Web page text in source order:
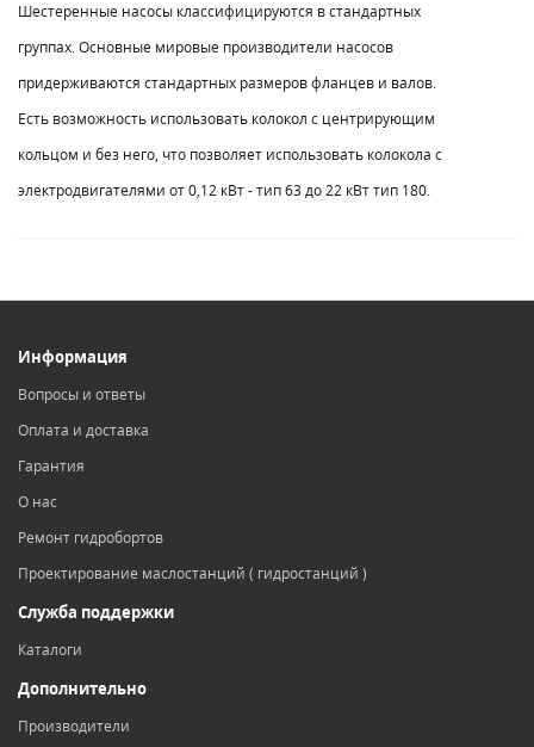
Шестеренные насосы классифицируются в стандартных
группах. Основные мировые производители насосов
придерживаются стандартных размеров фланцев и валов.
Есть возможность использовать колокол с центрирующим
кольцом и без него, что позволяет использовать колокола с
электродвигателями от 0,12 кВт - тип 63 до 22 кВт тип 180.
Информация
Вопросы и ответы
Оплата и доставка
Гарантия
О нас
Ремонт гидробортов
Проектирование маслостанций ( гидростанций )
Служба поддержки
Каталоги
Дополнительно
Производители